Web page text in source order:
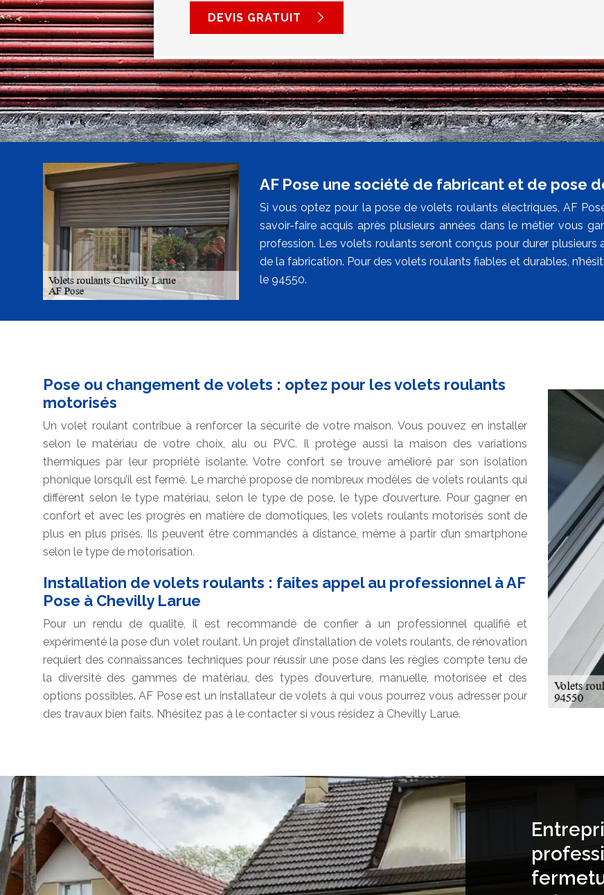
DEVIS GRATUIT
AF Pose une société de fabricant et de pose
Si vous optez pour la pose de volets roulants électriques, AF
savoir-faire acquis après plusieurs années dans le métier vous
profession. Les volets roulants seront conçus pour durer
de la fabrication. Pour des volets roulants fiables et durables,
le 94550.
Pose ou changement de volets : optez pour les volets roulants
motorisés
Un volet roulant contribue à renforcer la sécurité de votre maison. Vous pouvez en installer
selon le matériau de votre choix, alu ou PVC. Il protège aussi la maison des variations
thermiques par leur propriété isolante. Votre confort se trouve amélioré par son isolation
phonique lorsqu’il est fermé. Le marché propose de nombreux modèles de volets roulants qui
diffèrent selon le type matériau, selon le type de pose, le type d’ouverture. Pour gagner en
confort et avec les progrès en matière de domotiques, les volets roulants motorisés sont de
plus en plus prisés. Ils peuvent être commandés à distance, même à partir d’un smartphone
selon le type de motorisation.
Installation de volets roulants : faites appel au professionnel à AF
Pose à Chevilly Larue
Pour un rendu de qualité, il est recommandé de confier à un professionnel qualifié et
expérimenté la pose d’un volet roulant. Un projet d’installation de volets roulants, de rénovation
requiert des connaissances techniques pour réussir une pose dans les règles compte tenu de
la diversité des gammes de matériau, des types d’ouverture, manuelle, motorisée et des
options possibles. AF Pose est un installateur de volets à qui vous pourrez vous adresser pour
des travaux bien faits. N’hésitez pas à le contacter si vous résidez à Chevilly Larue.